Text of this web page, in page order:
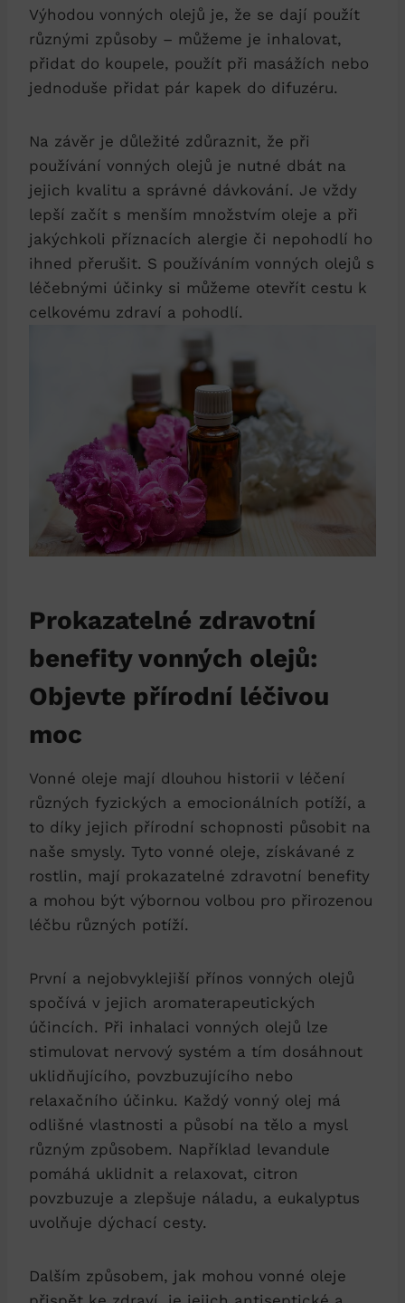
Výhodou vonných olejů je, že se dají použít
různými způsoby – můžeme je inhalovat,
přidat do koupele, použít při masážích nebo
jednoduše přidat pár kapek do difuzéru.
Na závěr je důležité zdůraznit, že při
používání vonných olejů je nutné dbát na
jejich kvalitu a správné dávkování. Je vždy
lepší začít s menším množstvím oleje a při
jakýchkoli příznacích alergie či nepohodlí ho
ihned přerušit. S používáním vonných olejů s
léčebnými účinky si můžeme otevřít cestu k
celkovému zdraví a pohodlí.
Prokazatelné zdravotní
benefity vonných olejů:
Objevte přírodní léčivou
moc
Vonné oleje mají dlouhou historii v léčení
různých fyzických a emocionálních potíží, a
to díky jejich přírodní schopnosti působit na
naše smysly. Tyto vonné oleje, získávané z
rostlin, mají prokazatelné zdravotní benefity
a mohou být výbornou volbou pro přirozenou
léčbu různých potíží.
První a nejobvyklejiší přínos vonných olejů
spočívá v jejich aromaterapeutických
účincích. Při inhalaci vonných olejů lze
stimulovat nervový systém a tím dosáhnout
uklidňujícího, povzbuzujícího nebo
relaxačního účinku. Každý vonný olej má
odlišné vlastnosti a působí na tělo a mysl
různým způsobem. Například levandule
pomáhá uklidnit a relaxovat, citron
povzbuzuje a zlepšuje náladu, a eukalyptus
uvolňuje dýchací cesty.
Dalším způsobem, jak mohou vonné oleje